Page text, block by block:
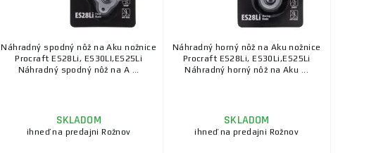
Náhradný spodný nôž na Aku nožnice
Procraft ES28Li, ES30LI,ES25Li
Náhradný spodný nôž na A ...
SKLADOM
ihneď na predajni Rožnov
Náhradný horný nôž na Aku nožnice
Procraft ES28Li, ES30Li,ES25Li
Náhradný horný nôž na Aku ...
SKLADOM
ihneď na predajni Rožnov